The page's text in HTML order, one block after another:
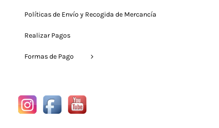
Políticas de Envío y Recogida de Mercancía
Realizar Pagos
Formas de Pago